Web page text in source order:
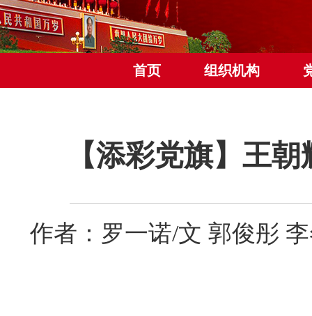
首页 组织机构
【添彩党旗】王
作者：罗一诺/文 郭俊彤